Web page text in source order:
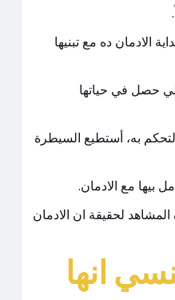
الادمان ده مع تبنيها
حصل في حياتها
به، أستطيع السيطرة
بيها مع الادمان.
لحقيقة ان الادمان
انها